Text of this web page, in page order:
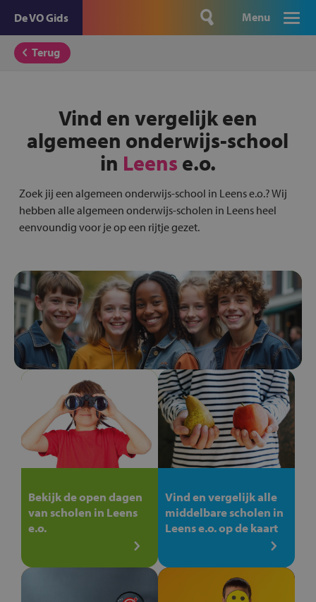
De VO Gids Menu
Terug
Vind en vergelijk een
algemeen onderwijs-school
in Leens e.o.
Zoek jij een algemeen onderwijs-school in Leens e.o.? Wij
hebben alle algemeen onderwijs-scholen in Leens heel
eenvoundig voor je op een rijtje gezet.
Bekijk de open dagen
van scholen in Leens
e.o.
Vind en vergelijk alle
middelbare scholen in
Leens e.o. op de kaart